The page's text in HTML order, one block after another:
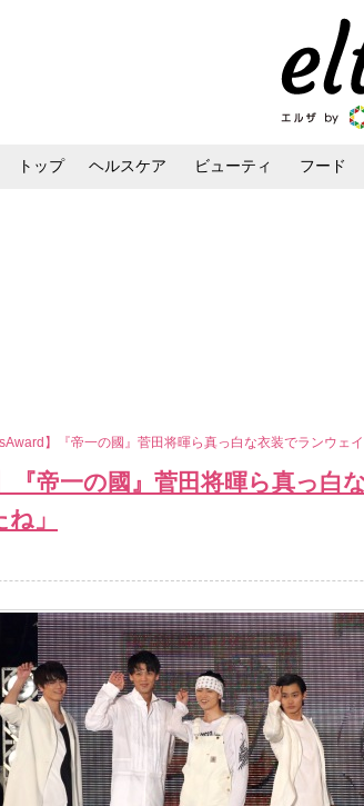
トップ ヘルスケア ビューティ フード
】『帝一の國』菅田将暉ら真っ白な衣装でランウェ
『帝一の國』菅田将暉ら真っ白
」